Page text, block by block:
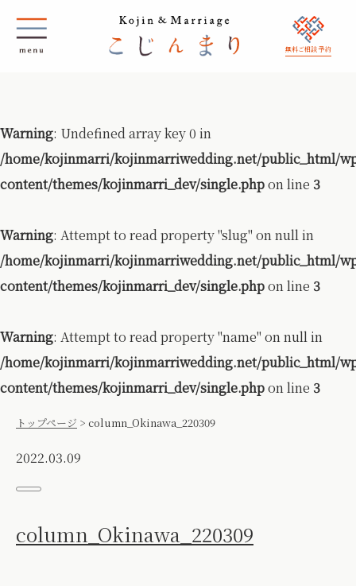
無料ご相談 予約
Warning: Undefined array key 0 in
/home/kojinmarri/kojinmarriwedding.net/public_html/
content/themes/kojinmarri_dev/single.phpon line 3
Warning: Attempt to read property "slug" on null in
/home/kojinmarri/kojinmarriwedding.net/public_html/
content/themes/kojinmarri_dev/single.phpon line 3
Warning: Attempt to read property "name" on null in
/home/kojinmarri/kojinmarriwedding.net/public_html/
content/themes/kojinmarri_dev/single.phpon line 3
トップページ > column_Okinawa_220309
2022.03.09
column_Okinawa_220309